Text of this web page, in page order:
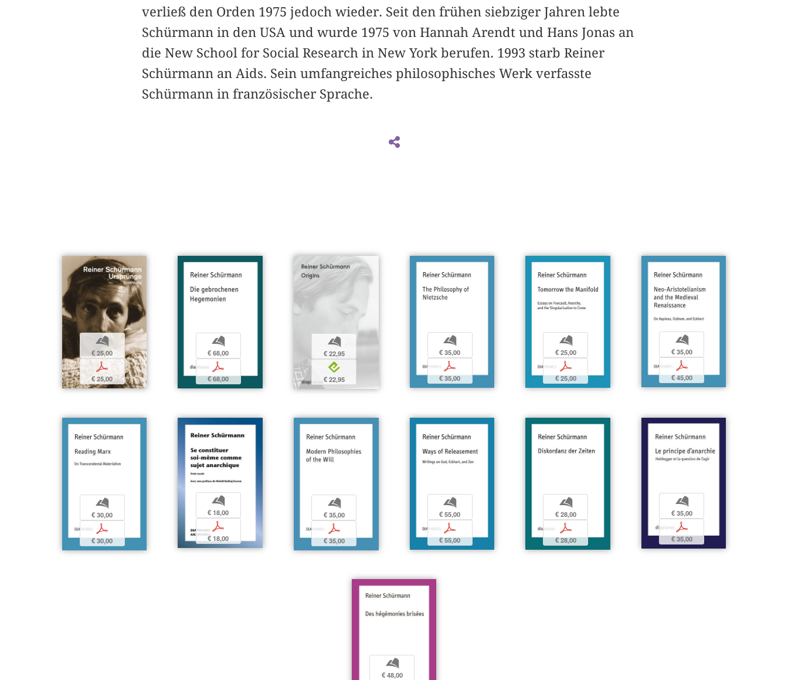
verließ den Orden 1975 jedoch wieder. Seit den frühen siebziger Jahren lebte
Schürmann in den USA und wurde 1975 von Hannah Arendt und Hans Jonas an
die New School for Social Research in New York berufen. 1993 starb Reiner
Schürmann an Aids. Sein umfangreiches philosophisches Werk verfasste
Schürmann in französischer Sprache.
b
€ 25,00
p
€ 25,00
b
€ 68,00
p
€ 68,00
b
€ 22,95
e
€ 22,95
b
€ 35,00
p
€ 35,00
b
€ 25,00
p
€ 25,00
b
€ 35,00
p
€ 45,00
b
€ 30,00
p
€ 30,00
b
€ 18,00
p
€ 18,00
b
€ 35,00
p
€ 35,00
b
€ 55,00
p
€ 55,00
b
€ 28,00
p
€ 28,00
b
€ 35,00
p
€ 35,00
b
€ 48,00